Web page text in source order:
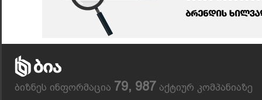
ბიზნეს ინფორმაცია 79, 987 აქტიურ კომპანიაზე